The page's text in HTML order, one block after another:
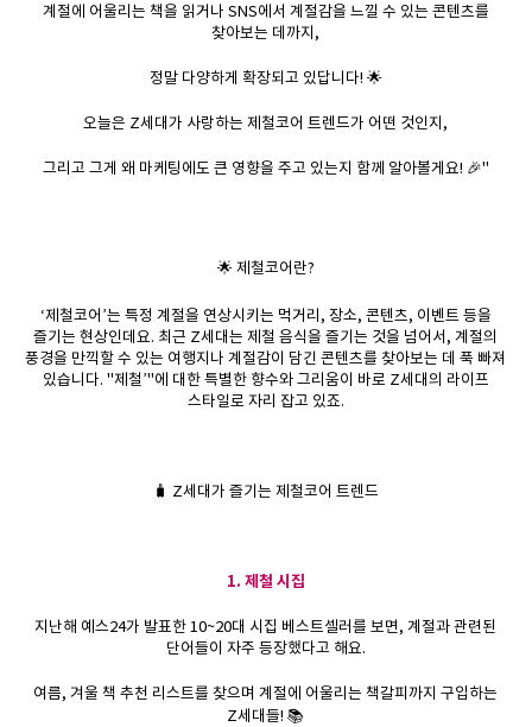
계절에 어울리는 책을 읽거나 SNS에서 계절감을 느낄 수 있는 콘텐츠를
찾아보는 데까지,
정말 다양하게 확장되고 있답니다! 🌟
오늘은 Z세대가 사랑하는 제철코어 트렌드가 어떤 것인지,
그리고 그게 왜 마케팅에도 큰 영향을 주고 있는지 함께 알아볼게요! 🎉"
🌟 제철코어란?
‘제철코어’는 특정 계절을 연상시키는 먹거리, 장소, 콘텐츠, 이벤트 등을
즐기는 현상인데요. 최근 Z세대는 제철 음식을 즐기는 것을 넘어서, 계절의
풍경을 만끽할 수 있는 여행지나 계절감이 담긴 콘텐츠를 찾아보는 데 푹 빠져
있습니다. "제철’"에 대한 특별한 향수와 그리움이 바로 Z세대의 라이프
스타일로 자리 잡고 있죠.
🧳 Z세대가 즐기는 제철코어 트렌드
1. 제철 시집
지난해 예스24가 발표한 10~20대 시집 베스트셀러를 보면, 계절과 관련된
단어들이 자주 등장했다고 해요.
여름, 겨울 책 추천 리스트를 찾으며 계절에 어울리는 책갈피까지 구입하는
Z세대들! 📚